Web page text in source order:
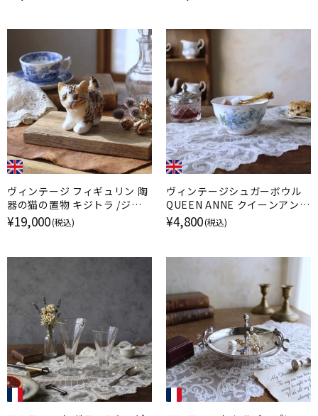
ヴィンテージ フィギュリン 陶
器の猫の置物 キジトラ /ジェ
ニー・ウィンスタンレイ イギリ
¥19,000(税込)
ヴィンテージシュガーボウル
QUEEN ANNE クイーンアン
勿忘草 イギリス
¥4,800(税込)